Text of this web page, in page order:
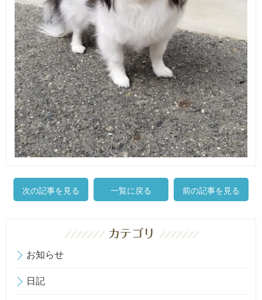
次の記事を見る 一覧に戻る 前の記事を見る
お知らせ
日記